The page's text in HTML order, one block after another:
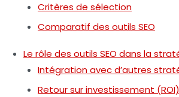
Critères de sélection
Comparatif des outils SEO
Le rôle des outils SEO dans la
Intégration avec d’autres
Retour sur investissement (ROI)